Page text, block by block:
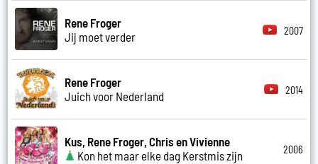
Rene Froger
Jij moet verder
2007
Rene Froger
Juich voor Nederland
2014
Kus, Rene Froger, Chris en Vivienne
Kon het maar elke dag Kerstmis zijn
2006